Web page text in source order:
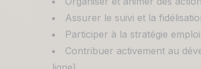
Assurer le suivi et la
Participer à la stratégie
Contribuer activement au